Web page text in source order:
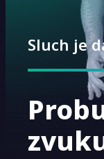
Sluch je